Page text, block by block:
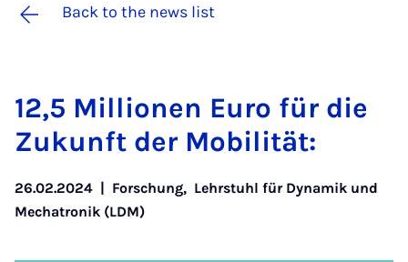
Back to the news list
12,5 Mil­lion­en Euro für die
Zukun­ft der Mo­bil­ität:
26.02.2024 | Forschung, Lehrstuhl für Dynamik und
Mechatronik (LDM)